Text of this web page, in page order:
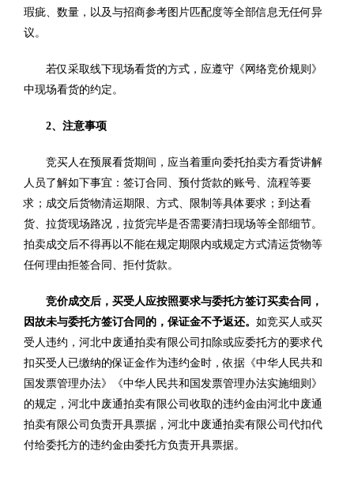
瑕疵、数量，以及与招商参考图片匹配度等全部信息无任何异
议。
若仅采取线下现场看货的方式，应遵守《网络竞价规则》
中现场看货的约定。
2、注意事项
竞买人在预展看货期间，应当着重向委托拍卖方看货讲解
人员了解如下事宜：签订合同、预付货款的账号、流程等要
求；成交后货物清运期限、方式、限制等具体要求；到达看
货、拉货现场路况，拉货完毕是否需要清扫现场等全部细节。
拍卖成交后不得再以不能在规定期限内或规定方式清运货物等
任何理由拒签合同、拒付货款。
竞价成交后，买受人应按照要求与委托方签订买卖合同，
因故未与委托方签订合同的，保证金不予返还。 如竞买人或买
受人违约，河北中废通拍卖有限公司扣除或应委托方的要求代
扣买受人已缴纳的保证金作为违约金时，依据《中华人民共和
国发票管理办法》《中华人民共和国发票管理办法实施细则》
的规定，河北中废通拍卖有限公司收取的违约金由河北中废通
拍卖有限公司负责开具票据，河北中废通拍卖有限公司代扣代
付给委托方的违约金由委托方负责开具票据。